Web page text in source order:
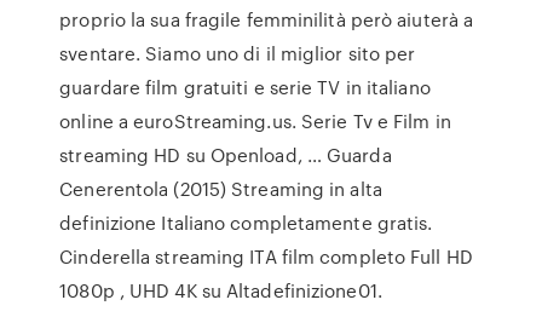
proprio la sua fragile femminilità però aiuterà a
sventare. Siamo uno di il miglior sito per
guardare film gratuiti e serie TV in italiano
online a euroStreaming.us. Serie Tv e Film in
streaming HD su Openload, … Guarda
Cenerentola (2015) Streaming in alta
definizione Italiano completamente gratis.
Cinderella streaming ITA film completo Full HD
1080p , UHD 4K su Altadefinizione01.